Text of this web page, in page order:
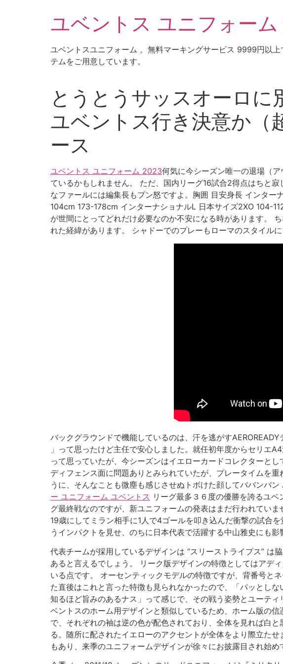
ユベントス ユニフォー
ユベントスユニフォーム 。無料マーキングサービス 9999円以
テムをご用意しています。
とうとうサッスオーロ
ユベントス行き決意か（
ース
ユベントス ユニフォーム 2023何気に今シーズン唯一の退場（
ているかもしれません。 ただ、国内リーグ16試合2得点はちと
なファールには編集長もプン怒ですよ。胸囲 目安身長 インタ
104cm 173-178cm インターナショナルL 日本サイズ2XO 104-
が世間にとってどれだけ必要なのか不安になる時があります。
れた経緯があります。 シャドーでのプレーもローマのスタイルに
バックグラウンドで機能しているのは、汗を逃がす
」って思ったけど主任で安心しました。就任初年度からセリエ
って思っていたが、今シーズンはイエローカードコレクターと
ディフェンス面に問題ありとみられていたが、プレータイムを
うに、そんなことも微塵も感じさせぬトボけた顔してババンバ
ー ユニフォーム ユベントス リーグ最多３６度の優勝を誇るユ
グ最終戦なのですが、新ユニフォームの発表はまだ行われてい
19歳にしてミラン相手に1人で4ゴールを叩き込んだ衝撃の試合
うインパクトを見せ、のちに日本代表で活躍する中山雅史にも影
代表チームが採用しているデザインは “スリーストライプス”
あると言えるでしょう。 リーク版デザインの特徴としてはアデ
いる点です。 オーセンティックモデルの特徴ですが、背番号と
た直後はこれと言った特徴も見られなかったので、「パッとし
知るほど旨みのあるナス」って感じで、その戦う姿勢とユーテ
ベントスのホーム用デザインと類似しているため、ホーム版の
で、それぞれの袖は逆の色が配色されており、全体を見れば白
る。随所に配されたイエローのアクセントが全体をより際立た
もあり、来季のユニフォームデザインが徐々にお披露目され始め